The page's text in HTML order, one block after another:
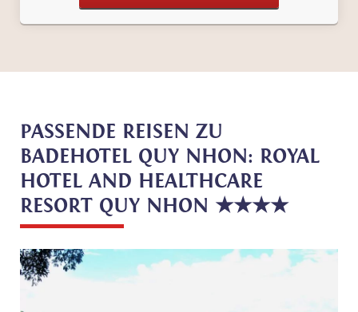
PASSENDE REISEN ZU
BADEHOTEL QUY NHON: ROYAL
HOTEL AND HEALTHCARE
RESORT QUY NHON ★★★★